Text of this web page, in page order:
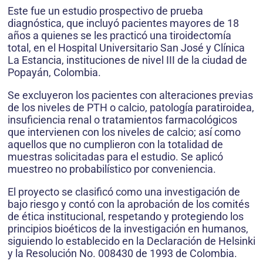
Este fue un estudio prospectivo de prueba
diagnóstica, que incluyó pacientes mayores de 18
años a quienes se les practicó una tiroidectomía
total, en el Hospital Universitario San José y Clínica
La Estancia, instituciones de nivel III de la ciudad de
Popayán, Colombia.
Se excluyeron los pacientes con alteraciones previas
de los niveles de PTH o calcio, patología paratiroidea,
insuficiencia renal o tratamientos farmacológicos
que intervienen con los niveles de calcio; así como
aquellos que no cumplieron con la totalidad de
muestras solicitadas para el estudio. Se aplicó
muestreo no probabilístico por conveniencia.
El proyecto se clasificó como una investigación de
bajo riesgo y contó con la aprobación de los comités
de ética institucional, respetando y protegiendo los
principios bioéticos de la investigación en humanos,
siguiendo lo establecido en la Declaración de Helsinki
y la Resolución No. 008430 de 1993 de Colombia.